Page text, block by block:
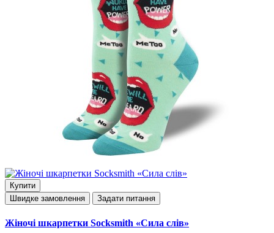
Купити
Швидке замовлення
Задати питання
Жіночі шкарпетки Socksmith «Сила слів»